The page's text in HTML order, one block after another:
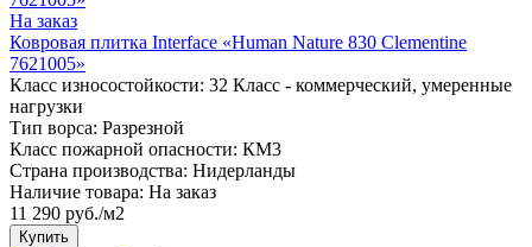
На заказ
Ковровая плитка Interface «Human Nature 830 Clementine
7621005»
Класс износостойкости: 32 Класс - коммерческий, умеренные
нагрузки
Тип ворса: Разрезной
Класс пожарной опасности: КМ3
Страна производства: Нидерланды
Наличие товара: На заказ
11 290 руб./м2
Купить